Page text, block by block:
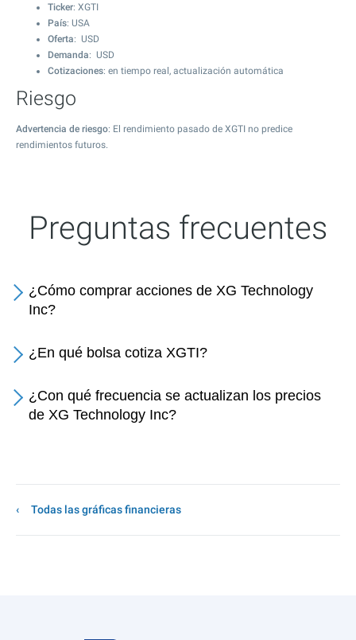
Ticker: XGTI
País: USA
Oferta: USD
Demanda: USD
Cotizaciones: en tiempo real, actualización automática
Riesgo
Advertencia de riesgo: El rendimiento pasado de XGTI no predice
rendimientos futuros.
Preguntas frecuentes
¿Cómo comprar acciones de XG Technology
Inc?
¿En qué bolsa cotiza XGTI?
¿Con qué frecuencia se actualizan los precios
de XG Technology Inc?
Todas las gráficas financieras